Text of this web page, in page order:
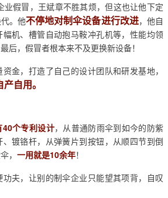
业假冒，王斌章不胜其烦，但这也让他下定
。他不停地对制伞设备进行改进，他自
机、槽管自动抱马鞍冲孔机等，性能均领
后，假冒者根本来不及更换新设备！
金，打造了自己的设计团队和研发基地，
自用。
个专利设计，从普通防雨伞到如今的防紫
镀铬杆，从弹簧片到按钮，从顺四节到倒
， 一用就是10余年！
夫，让别的制伞企业只能望其项背，自叹